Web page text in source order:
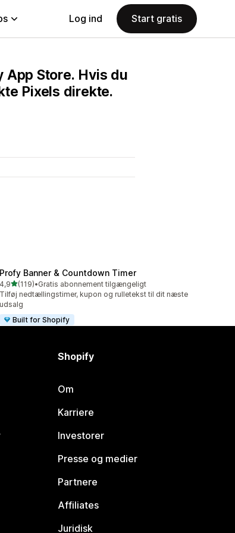
Log ind Start gratis
Store. Hvis du
Pixels direkte.
Profy Banner & Countdown Timer
4,9ud af 5 stjerner
(119)
119 anmeldelser i alt
•Gratis abonnement tilgængeligt
Tilføj nedtællingstimer, kupon og rulletekst til dit næste
udsalg
Built for Shopify
Shopify
Om
Karriere
Investorer
Presse og medier
Partnere
Affiliates
Juridisk